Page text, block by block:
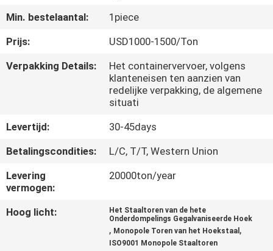
CONTACTEER
ONS
VERZOEK
OM
CITAAT
SITEMAP
Min. bestelaantal:
1piece
Prijs:
USD1000-1500/Ton
Verpakking Details:
Het containervervoer, volgens
klanteneisen ten aanzien van
redelijke verpakking, de algemene
situati
Levertijd:
30-45days
Betalingscondities:
L/C, T/T, Western Union
Levering
vermogen:
20000ton/year
Hoog licht:
Het Staaltoren van de hete
Onderdompelings Gegalvaniseerde Hoek
, Monopole Toren van het Hoekstaal ,
ISO9001 Monopole Staaltoren